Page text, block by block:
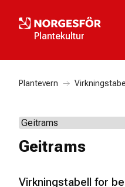
Plantekultur
Plantevern
Geitrams
Virkningstabell for